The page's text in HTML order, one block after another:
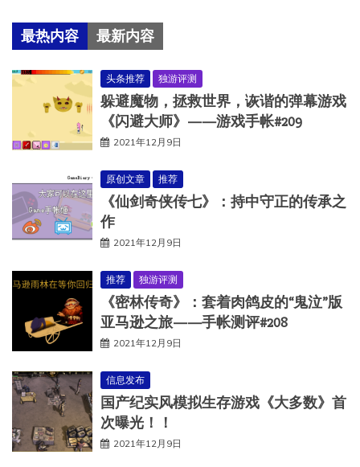
最热内容 最新内容
头条推荐 独游评测
躲避魔物，拯救世界，诙谐的弹幕游戏
《闪避大师》——游戏手帐#209
2021年12月9日
原创文章 推荐
《仙剑奇侠传七》：持中守正的传承之
作
2021年12月9日
推荐 独游评测
《密林传奇》：套着肉鸽皮的“鬼泣”版
亚马逊之旅——手帐测评#208
2021年12月9日
信息发布
国产纪实风模拟生存游戏《大多数》首
次曝光！！
2021年12月9日